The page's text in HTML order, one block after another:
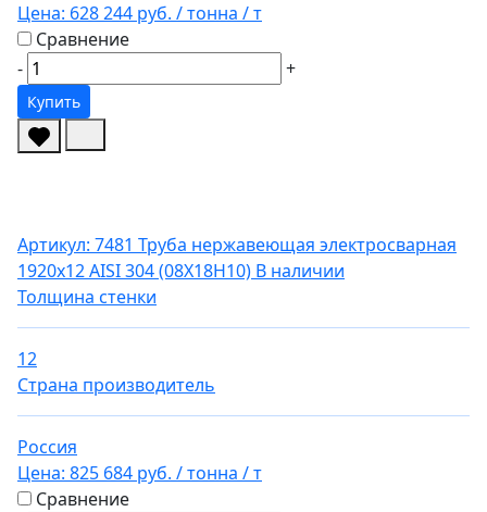
Цена: 628 244 руб. / тонна / т
Сравнение
-
+
Купить
Артикул: 7481 Труба нержавеющая электросварная
1920х12 AISI 304 (08Х18Н10) В наличии
Толщина стенки
12
Страна производитель
Россия
Цена: 825 684 руб. / тонна / т
Сравнение